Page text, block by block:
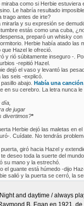
como si Herbie estuviera
Le habría resultado
trago antes de irte?
mirarla y su expresión se
estás como una cuba,
preparó un whisky
Herbie había atado las
Hazel le ofreció.
y rió súbitamente inseguro -.
-repitió Hazel.
dejó el vaso y levantó las
seis -explicó.
abajo. Había una
en su cerebro. La letra nunca
de jugar
divertimos?*
Herbie dejó las maletas en
. Cuídate. No tendrás
giró hacia Hazel y
deseo toda la suerte del
su mano y la estrechó.
el guante está húmedo -dijo
salió y la puerta se cerró, la
and daytime / always
B. Egan en 1921,